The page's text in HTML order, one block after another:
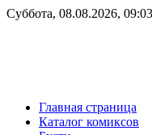
Суббота, 08.08.2026, 09:03
Главная страница
Каталог комиксов